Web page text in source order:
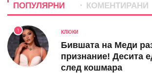
ПОПУЛЯРНИ КОМЕНТИРАНИ
1 КЛЮКИ
Бившата на Меди
признание! Десита
след кошмара